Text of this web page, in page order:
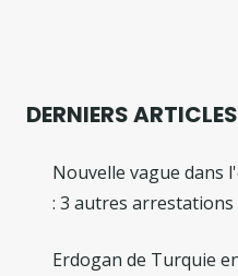
DERNIERS ARTICLES
Nouvelle vague dans
: 3 autres arrestations
Erdogan de Turquie